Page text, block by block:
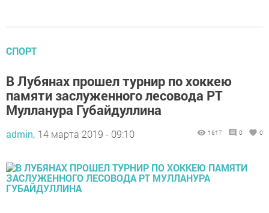
СПОРТ
В Лубянах прошел турнир по хоккею
памяти заслуженного лесовода РТ
Мулланура Губайдуллина
admin, 14 марта 2019 - 09:10 1617 0 0